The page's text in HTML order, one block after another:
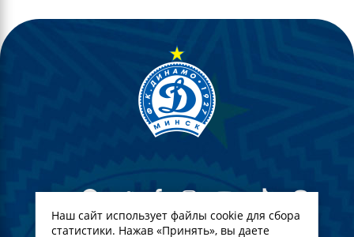
Наш сайт использует файлы cookie для сбора
статистики. Нажав «Принять», вы даете